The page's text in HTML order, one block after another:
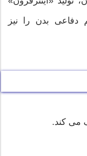
دفاعی بدن را نیز
می کند.